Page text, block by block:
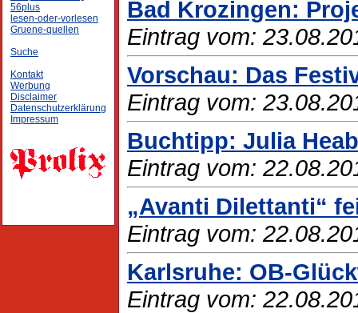
56plus
lesen-oder-vorlesen
Gruene-quellen
Suche
Kontakt
Werbung
Disclaimer
Datenschutzerklärung
Impressum
Bad Krozingen:
Eintrag vom:
Vorschau: Das
Eintrag vom:
Buchtipp: Julia
Eintrag vom:
„Avanti Dilettanti“
Eintrag vom:
Karlsruhe: OB-
Eintrag vom: